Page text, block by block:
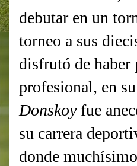
debutar en un
torneo a sus
disfrutó de
profesional, en
Donskoyfue
su carrera
donde